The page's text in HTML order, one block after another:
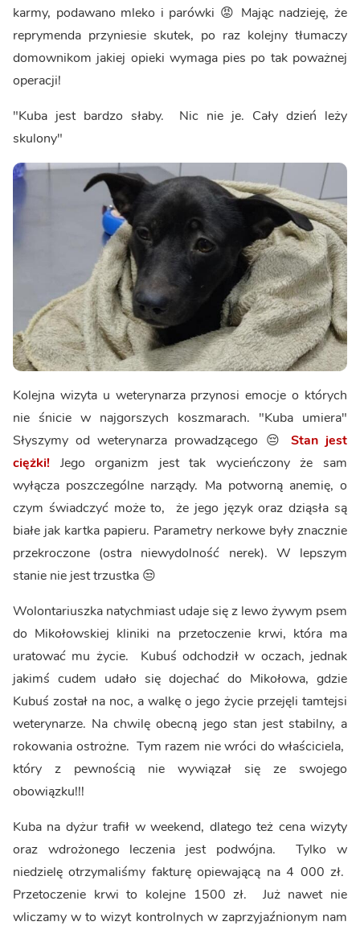
karmy, podawano mleko i parówki 😡 Mając nadzieję, że
reprymenda przyniesie skutek, po raz kolejny tłumaczy
domownikom jakiej opieki wymaga pies po tak poważnej
operacji!
"Kuba jest bardzo słaby. Nic nie je. Cały dzień leży
skulony"
Kolejna wizyta u weterynarza przynosi emocje o których
nie śnicie w najgorszych koszmarach. "Kuba umiera"
Słyszymy od weterynarza prowadzącego 😔 Stan jest
ciężki! Jego organizm jest tak wycieńczony że sam
wyłącza poszczególne narządy. Ma potworną anemię, o
czym świadczyć może to, że jego język oraz dziąsła są
białe jak kartka papieru. Parametry nerkowe były znacznie
przekroczone (ostra niewydolność nerek). W lepszym
stanie nie jest trzustka 😒
Wolontariuszka natychmiast udaje się z lewo żywym psem
do Mikołowskiej kliniki na przetoczenie krwi, która ma
uratować mu życie. Kubuś odchodził w oczach, jednak
jakimś cudem udało się dojechać do Mikołowa, gdzie
Kubuś został na noc, a walkę o jego życie przejęli tamtejsi
weterynarze. Na chwilę obecną jego stan jest stabilny, a
rokowania ostrożne. Tym razem nie wróci do właściciela,
który z pewnością nie wywiązał się ze swojego
obowiązku!!!
Kuba na dyżur trafił w weekend, dlatego też cena wizyty
oraz wdrożonego leczenia jest podwójna. Tylko w
niedzielę otrzymaliśmy fakturę opiewającą na 4 000 zł.
Przetoczenie krwi to kolejne 1500 zł. Już nawet nie
wliczamy w to wizyt kontrolnych w zaprzyjaźnionym nam